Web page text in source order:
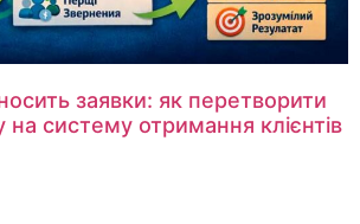
заявки: як перетворити
на систему отримання клієнтів